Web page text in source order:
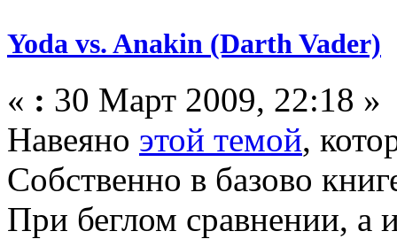
Yoda vs. Anakin (Darth Vader)
« : 30 Март 2009, 22:18 »
Навеяно этой темой,
Собственно в базово
При беглом сравнении, а